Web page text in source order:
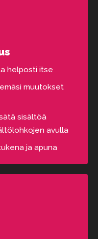
helposti itse
muutokset
sisältöä
avulla
ja apuna